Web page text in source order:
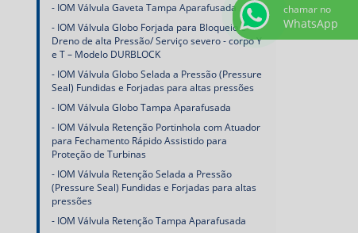
IOM Válvula Gaveta Tampa Aparafusada
IOM Válvula Globo Forjada para Bloqueio e
Dreno de alta Pressão/ Serviço severo - corpo Y
e T – Modelo DURBLOCK
IOM Válvula Globo Selada a Pressão (Pressure
Seal) Fundidas e Forjadas para altas pressões
IOM Válvula Globo Tampa Aparafusada
IOM Válvula Retenção Portinhola com Atuador
para Fechamento Rápido Assistido para
Proteção de Turbinas
IOM Válvula Retenção Selada a Pressão
(Pressure Seal) Fundidas e Forjadas para altas
pressões
IOM Válvula Retenção Tampa Aparafusada
chamar no
WhatsApp